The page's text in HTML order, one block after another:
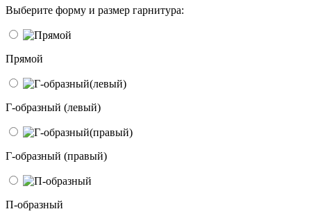
Выберите форму и размер гарнитура:
Прямой
Г-образный (левый)
Г-образный (правый)
П-образный